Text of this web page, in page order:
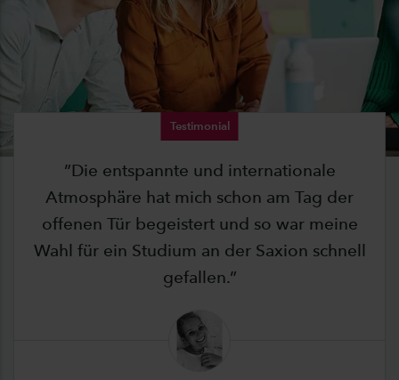
Testimonial
Die entspannte und internationale
Atmosphäre hat mich schon am Tag der
offenen Tür begeistert und so war meine
Wahl für ein Studium an der Saxion schnell
gefallen.